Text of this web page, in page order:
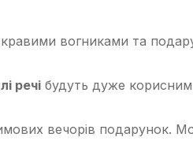
вогниками та
речі будуть дуже
вечорів подарунок.